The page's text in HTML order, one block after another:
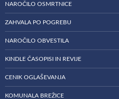
NAROČILO OSMRTNICE
ZAHVALA PO POGREBU
NAROČILO OBVESTILA
KINDLE ČASOPISI IN REVIJE
CENIK OGLAŠEVANJA
KOMUNALA BREŽICE